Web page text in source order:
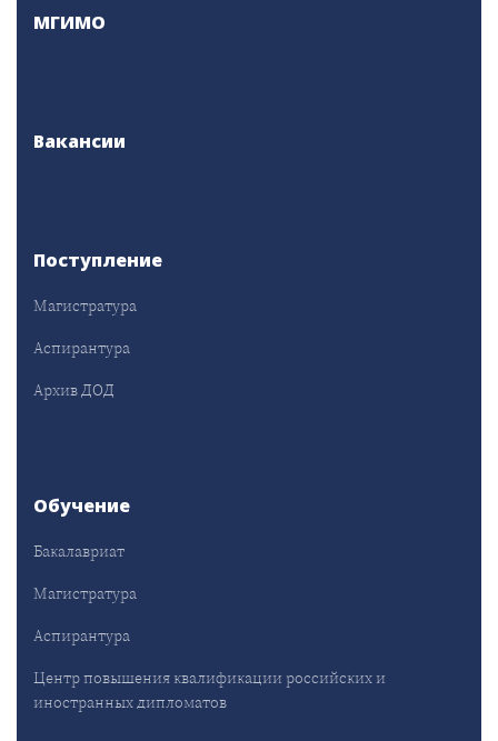
МГИМО
Вакансии
Поступление
Магистратура
Аспирантура
Архив ДОД
Обучение
Бакалавриат
Магистратура
Аспирантура
Центр повышения квалификации российских и
иностранных дипломатов